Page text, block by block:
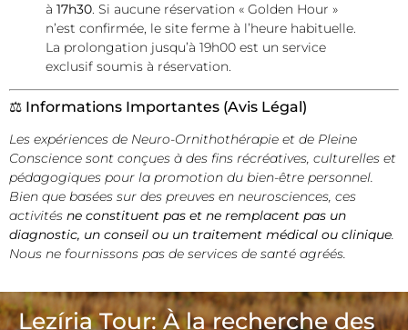
à 17h30. Si aucune réservation « Golden Hour »
n’est confirmée, le site ferme à l’heure habituelle.
La prolongation jusqu’à 19h00 est un service
exclusif soumis à réservation.
⚖️ Informations Importantes (Avis Légal)
Les expériences de Neuro-Ornithothérapie et de Pleine
Conscience sont conçues à des fins récréatives, culturelles et
pédagogiques pour la promotion du bien-être personnel.
Bien que basées sur des preuves en neurosciences, ces
activités ne constituent pas et ne remplacent pas un
diagnostic, un conseil ou un traitement médical ou clinique.
Nous ne fournissons pas de services de santé agréés.
Lezíria Tour: À la recherche des